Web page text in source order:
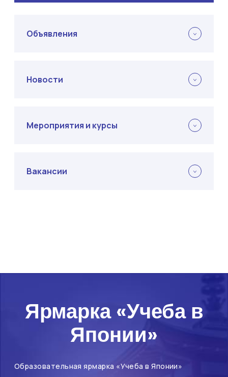
Объявления
Новости
Мероприятия и курсы
Вакансии
Ярмарка «Учеба в
Японии»
Образовательная ярмарка «Учеба в Японии»